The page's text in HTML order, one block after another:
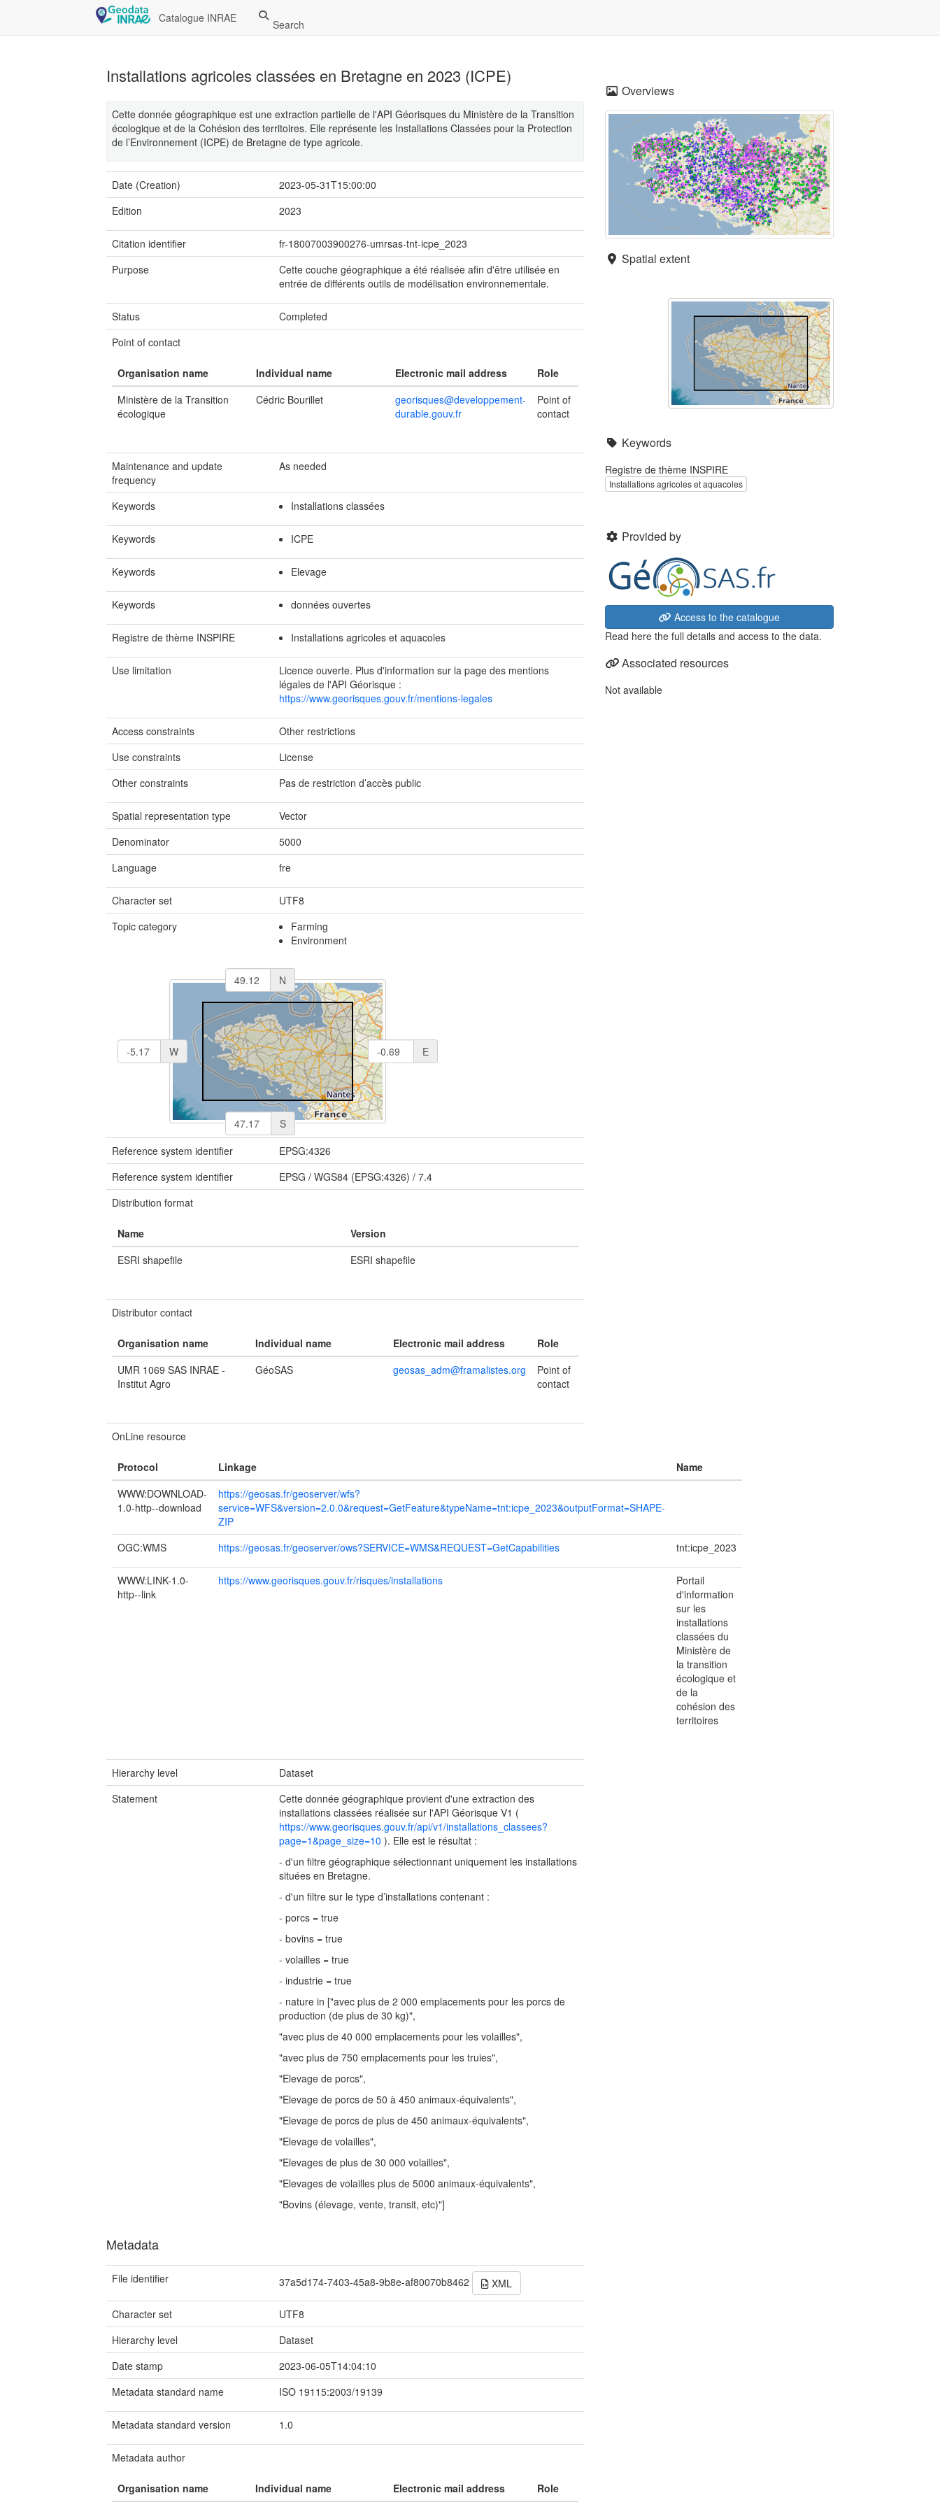
Catalogue INRAE Search
Installations agricoles classées en Bretagne en 2023 (ICPE)
Cette donnée géographique est une extraction partielle de l'API Géorisques du Ministère de la Transition
écologique et de la Cohésion des territoires. Elle représente les Installations Classées pour la Protection
de l’Environnement (ICPE) de Bretagne de type agricole.
Date (Creation)
2023-05-31T15:00:00
Edition
2023
Citation identifier
fr-18007003900276-umrsas-tnt-icpe_2023
Purpose
Cette couche géographique a été réalisée afin d'être utilisée en
entrée de différents outils de modélisation environnementale.
Status
Completed
Point of contact
Organisation name Individual name Electronic mail address
Role
Ministère de la Transition
écologique
Cédric Bourillet
georisques@developpement-
durable.gouv.fr
Point of
contact
Maintenance and update
frequency
As needed
Keywords Installations classées
Keywords ICPE
Keywords Elevage
Keywords données ouvertes
Registre de thème INSPIRE Installations agricoles et aquacoles
Use limitation
Licence ouverte. Plus d'information sur la page des mentions
légales de l'API Géorisque :
https://www.georisques.gouv.fr/mentions-legales
Access constraints
Other restrictions
Use constraints
License
Other constraints
Pas de restriction d’accès public
Spatial representation type
Vector
Denominator
5000
Language
fre
Character set
UTF8
Topic category
Farming
Environment
N
S
E
W
Reference system identifier
EPSG:4326
Reference system identifier
EPSG/WGS84 (EPSG:4326)/7.4
Distribution format
Name
Version
ESRI shapefile
ESRI shapefile
Distributor contact
Organisation name Individual name Electronic mail address
Role
UMR 1069 SAS INRAE -
Institut Agro
GéoSAS geosas_adm@framalistes.org
Point of
contact
OnLine resource
Protocol Linkage
Name
WWW:DOWNLOAD-
1.0-http--download
https://geosas.fr/geoserver/wfs?
service=WFS&version=2.0.0&request=GetFeature&typeName=tnt:icpe_2023&outputFormat=SHAPE-
ZIP
OGC:WMS
https://geosas.fr/geoserver/ows?SERVICE=WMS&REQUEST=GetCapabilities tnt:icpe_2023
WWW:LINK-1.0-
http--link
https://www.georisques.gouv.fr/risques/installations
Portail
d'information
sur les
installations
classées du
Ministère de
la transition
écologique et
de la
cohésion des
territoires
Hierarchy level
Dataset
Statement
Cette donnée géographique provient d'une extraction des
installations classées réalisée sur l'API Géorisque V1 (
https://www.georisques.gouv.fr/api/v1/installations_classees?
page=1&page_size=10 ). Elle est le résultat :
- d'un filtre géographique sélectionnant uniquement les installations
situées en Bretagne.
- d'un filtre sur le type d’installations contenant :
- porcs = true
- bovins = true
- volailles = true
- industrie = true
- nature in ["avec plus de 2 000 emplacements pour les porcs de
production (de plus de 30 kg)",
"avec plus de 40 000 emplacements pour les volailles",
"avec plus de 750 emplacements pour les truies",
"Elevage de porcs",
"Elevage de porcs de 50 à 450 animaux-équivalents",
"Elevage de porcs de plus de 450 animaux-équivalents",
"Elevage de volailles",
"Elevages de plus de 30 000 volailles",
"Elevages de volailles plus de 5000 animaux-équivalents",
"Bovins (élevage, vente, transit, etc)"]
Metadata
File identifier 37a5d174-7403-45a8-9b8e-af80070b8462 XML
Character set
UTF8
Hierarchy level
Dataset
Date stamp
2023-06-05T14:04:10
Metadata standard name
ISO 19115:2003/19139
Metadata standard version 1.0
Metadata author
Organisation name Individual name Electronic mail address Role
Overviews
Spatial extent
Keywords
Registre de thème INSPIRE
Installations agricoles et aquacoles
Provided by
Access to the catalogue
Read here the full details and access to the data.
Associated resources
Not available